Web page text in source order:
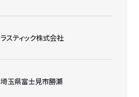
ラスティック株式会社
埼玉県富士見市勝瀬